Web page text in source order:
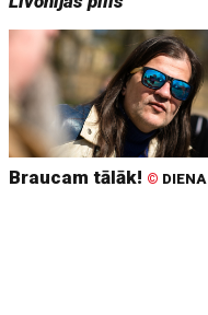
Braucam tālāk! © DIENA